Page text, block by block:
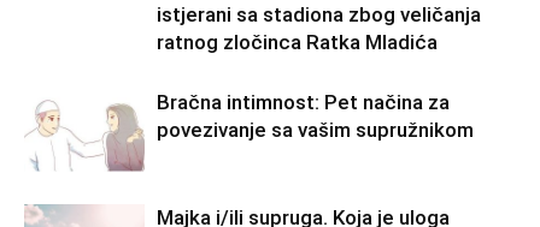
istjerani sa stadiona zbog veličanja
ratnog zločinca Ratka Mladića
Bračna intimnost: Pet načina za
povezivanje sa vašim supružnikom
Majka i/ili supruga. Koja je uloga